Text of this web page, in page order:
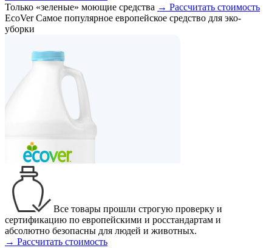
Только «зеленые» моющие средства → Рассчитать стоимость
EcoVer Самое популярное европейское средство для эко-
уборки
Все товары прошли строгую проверку и
сертификацию по европейскими и росстандартам и
абсолютно безопасны для людей и животных.
→ Рассчитать стоимость